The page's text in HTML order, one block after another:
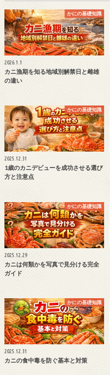
かにの基礎知識
2026.1.1
カニ漁期を知る地域別解禁日と雌雄
の違い
かにの基礎知識
2025.12.31
1歳のカニデビューを成功させる選び
方と注意点
かにの基礎知識
2025.12.29
カニは何類かを写真で見分ける完全
ガイド
かにの基礎知識
2025.12.31
カニの食中毒を防ぐ基本と対策